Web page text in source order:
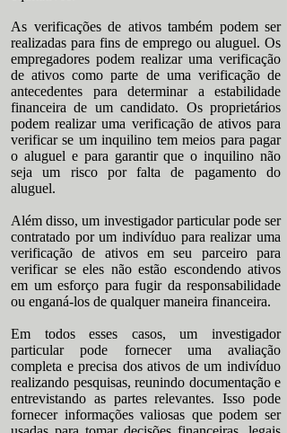
As verificações de ativos também podem ser
realizadas para fins de emprego ou aluguel. Os
empregadores podem realizar uma verificação
de ativos como parte de uma verificação de
antecedentes para determinar a estabilidade
financeira de um candidato. Os proprietários
podem realizar uma verificação de ativos para
verificar se um inquilino tem meios para pagar
o aluguel e para garantir que o inquilino não
seja um risco por falta de pagamento do
aluguel.
Além disso, um investigador particular pode ser
contratado por um indivíduo para realizar uma
verificação de ativos em seu parceiro para
verificar se eles não estão escondendo ativos
em um esforço para fugir da responsabilidade
ou enganá-los de qualquer maneira financeira.
Em todos esses casos, um investigador
particular pode fornecer uma avaliação
completa e precisa dos ativos de um indivíduo
realizando pesquisas, reunindo documentação e
entrevistando as partes relevantes. Isso pode
fornecer informações valiosas que podem ser